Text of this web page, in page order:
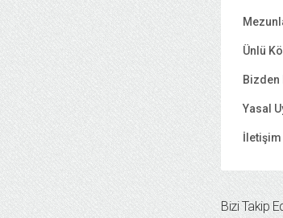
Ünlü
Bizden
Yasal
İletişim
Bizi Takip